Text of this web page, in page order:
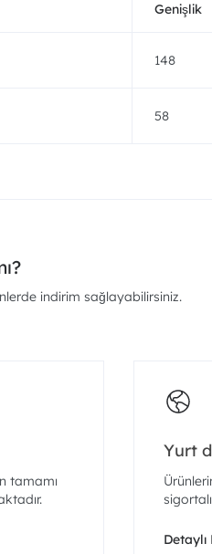
Genişlik
148
58
indirim sağlayabilirsiniz.
tamamı
Yurt
Detaylı